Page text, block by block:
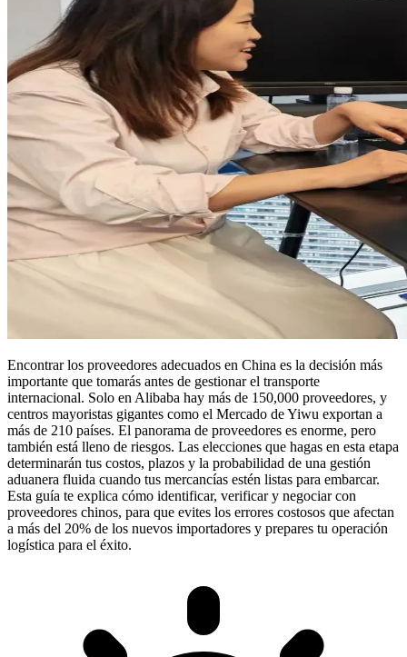
Encontrar los proveedores adecuados en China es la decisión más
importante que tomarás antes de gestionar el transporte
internacional. Solo en Alibaba hay más de 150,000 proveedores, y
centros mayoristas gigantes como el Mercado de Yiwu exportan a
más de 210 países. El panorama de proveedores es enorme, pero
también está lleno de riesgos. Las elecciones que hagas en esta etapa
determinarán tus costos, plazos y la probabilidad de una gestión
aduanera fluida cuando tus mercancías estén listas para embarcar.
Esta guía te explica cómo identificar, verificar y negociar con
proveedores chinos, para que evites los errores costosos que afectan
a más del 20% de los nuevos importadores y prepares tu operación
logística para el éxito.